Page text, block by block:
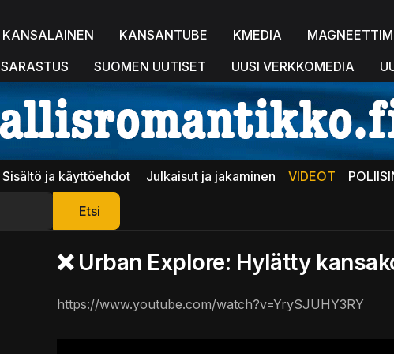
KANSALAINEN KANSANTUBE KMEDIA
SARASTUS SUOMEN UUTISET UUSI VERKKOMEDIA
Sisältö ja käyttöehdot Julkaisut ja jakaminen VIDEOT
Etsi
❌ Urban Explore: Hylätty
https://www.youtube.com/watch?v=YrySJUHY3RY